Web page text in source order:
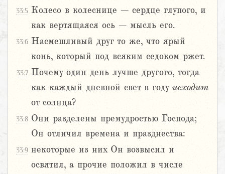
33:5 Колесо в колеснице – сердце глупого, и
как вертящаяся ось – мысль его.
33:6 Насмешливый друг то же, что ярый
конь, который под всяким седоком ржет.
33:7 Почему один день лучше другого, тогда
как каждый дневной свет в году исходит
от солнца?
33:8 Они разделены премудростью Господа;
Он отличил времена и празднества:
33:9 некоторые из них Он возвысил и
освятил, а прочие положил в числе